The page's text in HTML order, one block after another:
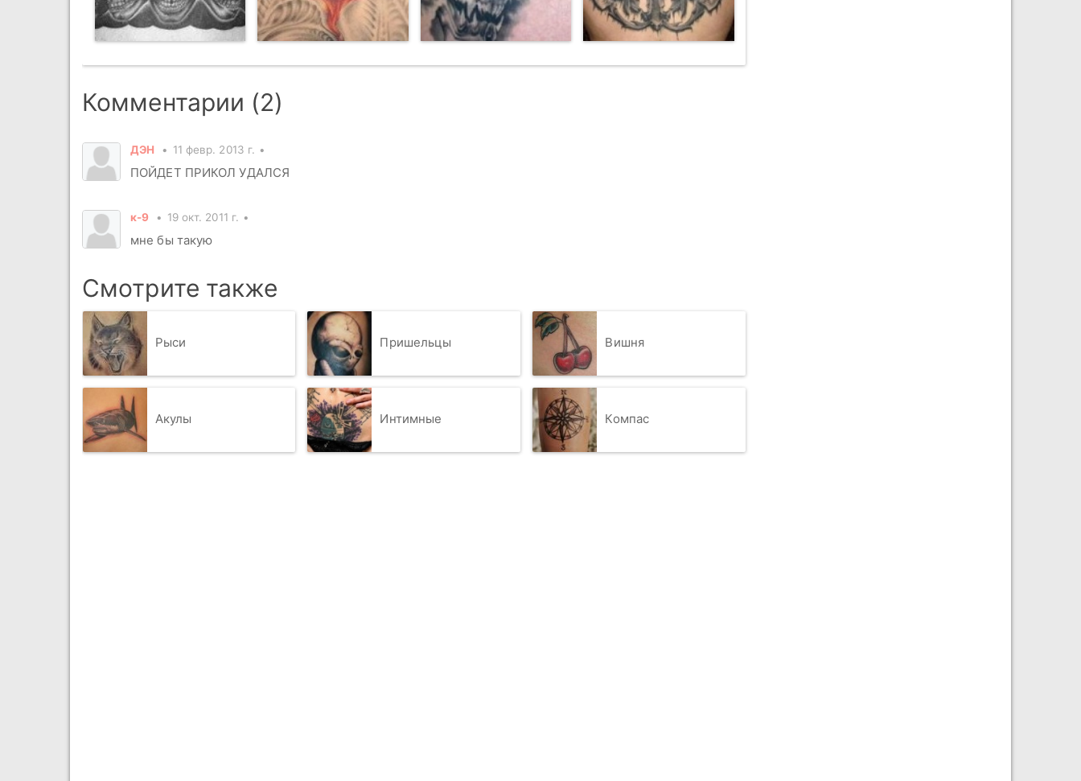
Комментарии (2)
ДЭН 11 февр. 2013 г.
ПОЙДЕТ ПРИКОЛ УДАЛСЯ
к-9 19 окт. 2011 г.
мне бы такую
Смотрите также
Рыси Пришельцы Вишня
Акулы Интимные Компас